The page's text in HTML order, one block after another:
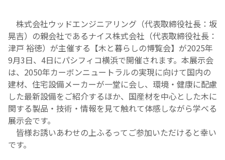
株式会社ウッドエンジニアリング（代表取締役社長：坂
晃吉）の親会社であるナイス株式会社（代表取締役社長：
津戸 裕徳）が主催する【木と暮らしの博覧会】が2025年
9月3日、4日にパシフィコ横浜で開催されます。本展示会
は、2050年カーボンニュートラルの実現に向けて国内の
建材、住宅設備メーカーが一堂に会し、環境・健康に配慮
した最新設備をご紹介するほか、国産材を中心とした木に
関する製品・技術・情報を見て触れて体感しながら学べる
展示会です。
皆様お誘いあわせの上ふるってご参加いただけると幸い
です。